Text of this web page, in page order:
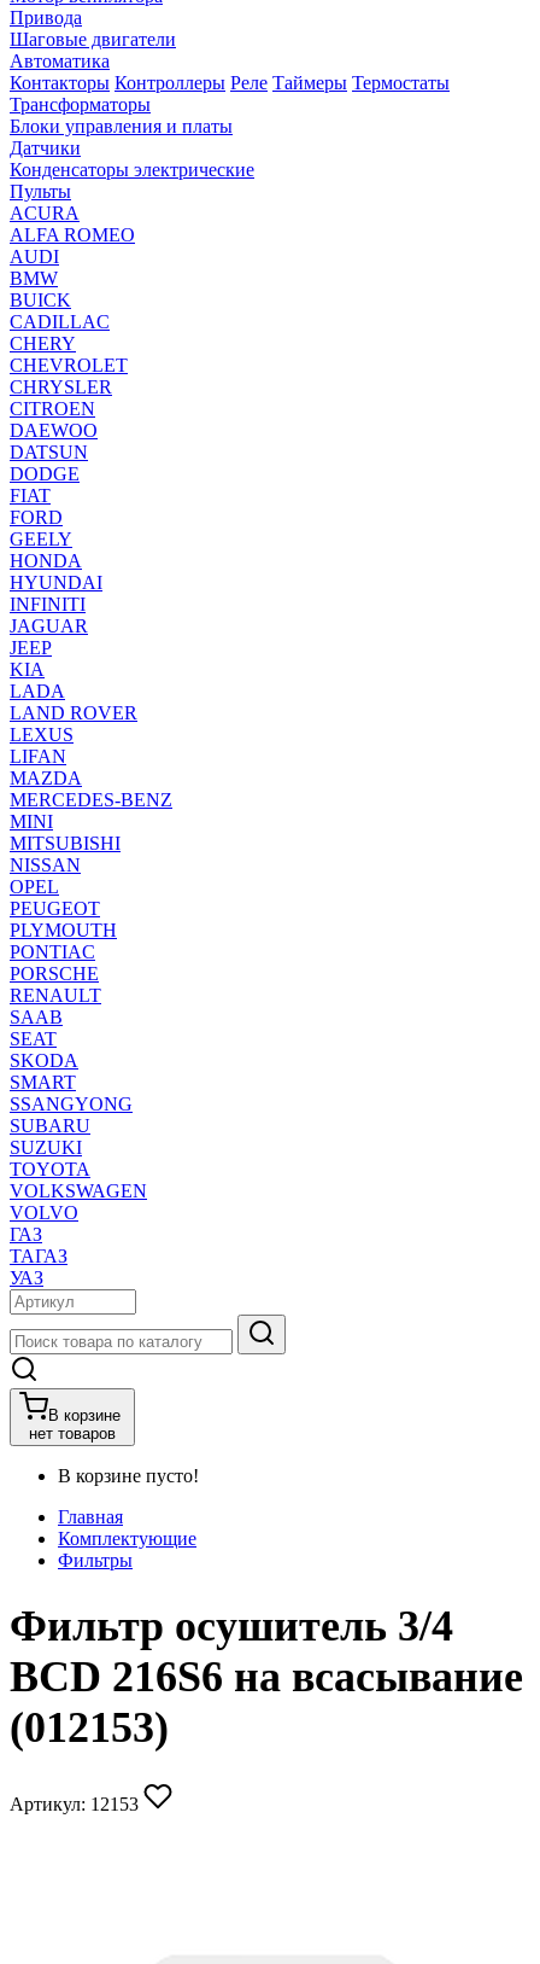
Привода
Шаговые двигатели
Автоматика
Контакторы Контроллеры Реле Таймеры Термостаты
Трансформаторы
Блоки управления и платы
Датчики
Конденсаторы электрические
Пульты
ACURA
ALFA ROMEO
AUDI
BMW
BUICK
CADILLAC
CHERY
CHEVROLET
CHRYSLER
CITROEN
DAEWOO
DATSUN
DODGE
FIAT
FORD
GEELY
HONDA
HYUNDAI
INFINITI
JAGUAR
JEEP
KIA
LADA
LAND ROVER
LEXUS
LIFAN
MAZDA
MERCEDES-BENZ
MINI
MITSUBISHI
NISSAN
OPEL
PEUGEOT
PLYMOUTH
PONTIAC
PORSCHE
RENAULT
SAAB
SEAT
SKODA
SMART
SSANGYONG
SUBARU
SUZUKI
TOYOTA
VOLKSWAGEN
VOLVO
ГАЗ
ТАГАЗ
УАЗ
В корзине
нет товаров
В корзине пусто!
Главная
Комплектующие
Фильтры
Фильтр осушитель 3/4
BCD 216S6 на всасывание
(012153)
Артикул: 12153